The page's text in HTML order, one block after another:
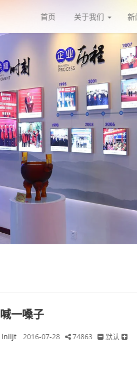
首页 关于我们 新
喊一嗓子
lnlljt 2016-07-28 74863 默认